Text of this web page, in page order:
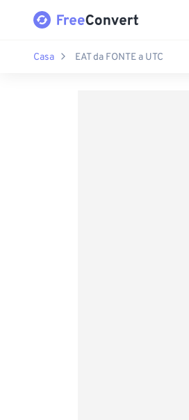
Casa EAT da FONTE a UTC